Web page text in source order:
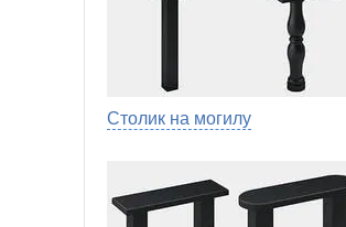
Столик на могилу